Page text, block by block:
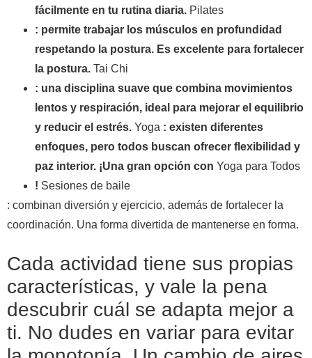
fácilmente en tu rutina diaria. Pilates
: permite trabajar los músculos en profundidad
respetando la postura. Es excelente para fortalecer
la postura. Tai Chi
: una disciplina suave que combina movimientos
lentos y respiración, ideal para mejorar el equilibrio
y reducir el estrés. Yoga : existen diferentes
enfoques, pero todos buscan ofrecer flexibilidad y
paz interior. ¡Una gran opción con Yoga para Todos
! Sesiones de baile
: combinan diversión y ejercicio, además de fortalecer la
coordinación. Una forma divertida de mantenerse en forma.
Cada actividad tiene sus propias
características, y vale la pena
descubrir cuál se adapta mejor a
ti. No dudes en variar para evitar